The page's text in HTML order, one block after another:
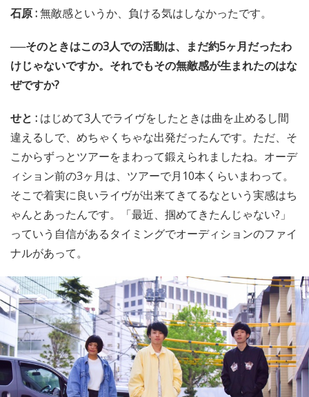
石原 :無敵感というか、負ける気はしなかったです。
──そのときはこの3人での活動は、まだ約5ヶ月だったわ
けじゃないですか。それでもその無敵感が生まれたのはな
ぜですか?
せと : はじめて3人でライヴをしたときは曲を止めるし間
違えるしで、めちゃくちゃな出発だったんです。ただ、そ
こからずっとツアーをまわって鍛えられましたね。オーデ
ィション前の3ヶ月は、ツアーで月10本くらいまわって。
そこで着実に良いライヴが出来てきてるなという実感はち
ゃんとあったんです。「最近、掴めてきたんじゃない?」
っていう自信があるタイミングでオーディションのファイ
ナルがあって。